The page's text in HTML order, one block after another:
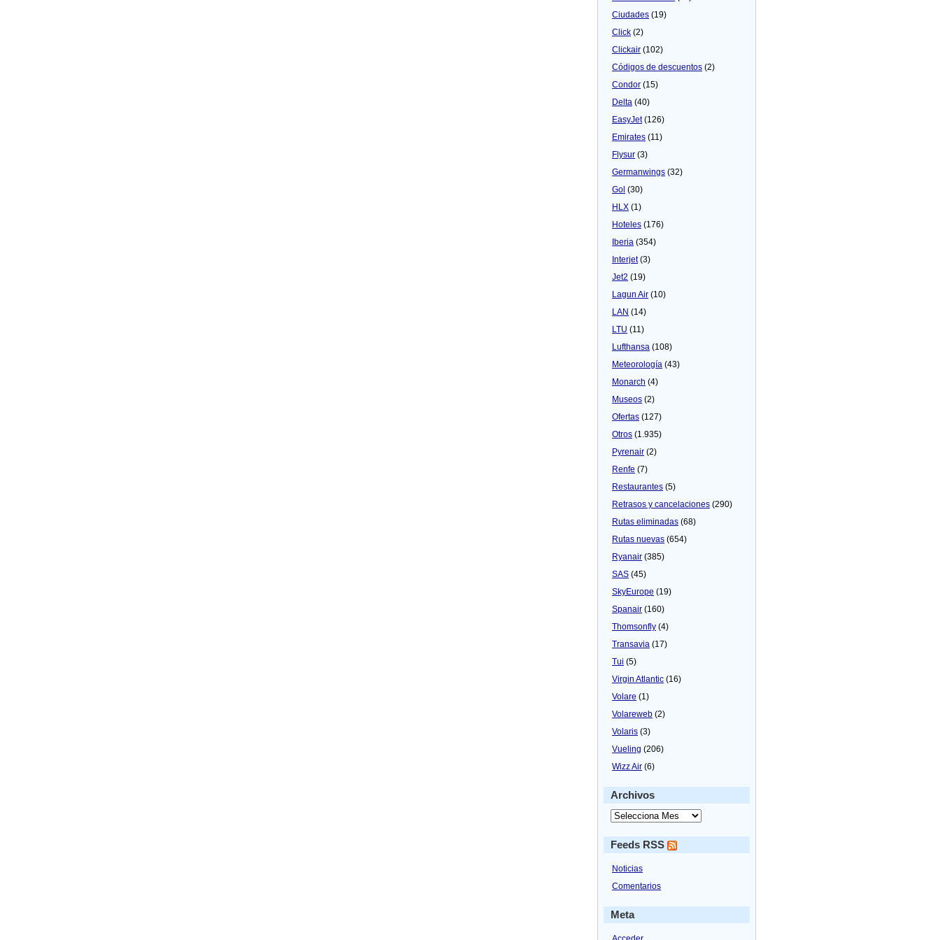
Ciudades (19)
Click (2)
Clickair (102)
Códigos de descuentos (2)
Condor (15)
Delta (40)
EasyJet(126)
Emirates (11)
Flysur (3)
Germanwings (32)
Gol (30)
HLX (1)
Hoteles (176)
Iberia (354)
Interjet(3)
Jet2 (19)
Lagun Air (10)
LAN (14)
LTU (11)
Lufthansa (108)
Meteorologí­a (43)
Monarch (4)
Museos (2)
Ofertas (127)
Otros (1.935)
Pyrenair (2)
Renfe (7)
Restaurantes (5)
Retrasos y cancelaciones (290)
Rutas eliminadas (68)
Rutas nuevas (654)
Ryanair (385)
SAS (45)
SkyEurope (19)
Spanair (160)
Thomsonfly (4)
Transavia (17)
Tui (5)
Virgin Atlantic (16)
Volare (1)
Volareweb (2)
Volaris (3)
Vueling (206)
Wizz Air (6)
Archivos
Feeds RSS
Noticias
Comentarios
Meta